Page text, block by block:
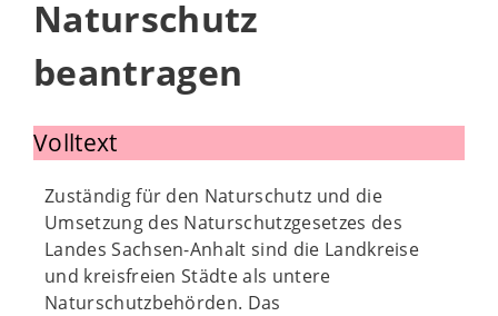
Naturschutz
beantragen
Volltext
Zuständig für den Naturschutz und die
Umsetzung des Naturschutzgesetzes des
Landes Sachsen-Anhalt sind die Landkreise
und kreisfreien Städte als untere
Naturschutzbehörden. Das